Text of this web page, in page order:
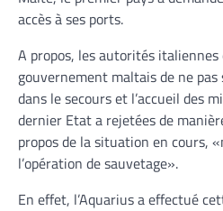
accès à ses ports.
A propos, les autorités
gouvernement maltais de ne
dans le secours et l’accueil des
dernier Etat a rejetées de
propos de la situation en cours,
l’opération de sauvetage».
En effet, l’Aquarius a effectué